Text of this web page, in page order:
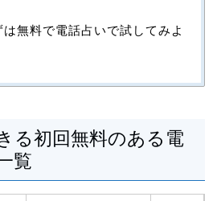
は無料で電話占いで試してみよ
る初回無料のある電
覧